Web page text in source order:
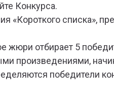
Конкурса.
списка»,
жюри отбирает 5
произведениями,
победители